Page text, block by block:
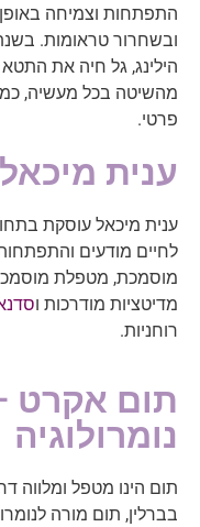
התפתחות וצמיחה
הילינג, גל חיה את
מהשיטה בכל מעשיה,
פרטי.
ענית
לחיים מודעים
מוסמכת, מטפלת
מדיטציות מודרכות ו
רוחניות.
תום אקרט
נומרולוגיה
תום הינו מטפל ומלווה
בברלין, תום מורה